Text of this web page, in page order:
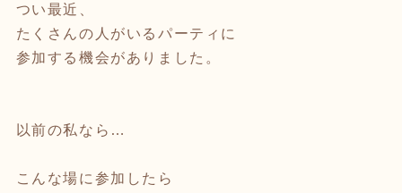
つい最近、
たくさんの人がいるパーティに
参加する機会がありました。
以前の私なら…
こんな場に参加したら